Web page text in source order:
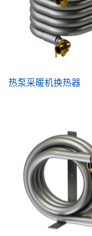
热泵采暖机换热器